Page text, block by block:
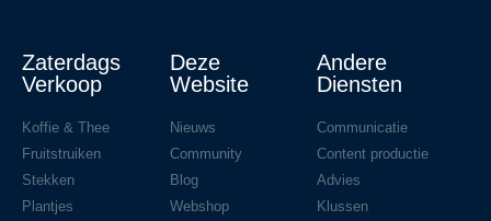
Zaterdags
Verkoop
Koffie & Thee
Fruitstruiken
Stekken
Plantjes
Deze
Website
Nieuws
Community
Blog
Webshop
Andere
Diensten
Communicatie
Content productie
Advies
Klussen